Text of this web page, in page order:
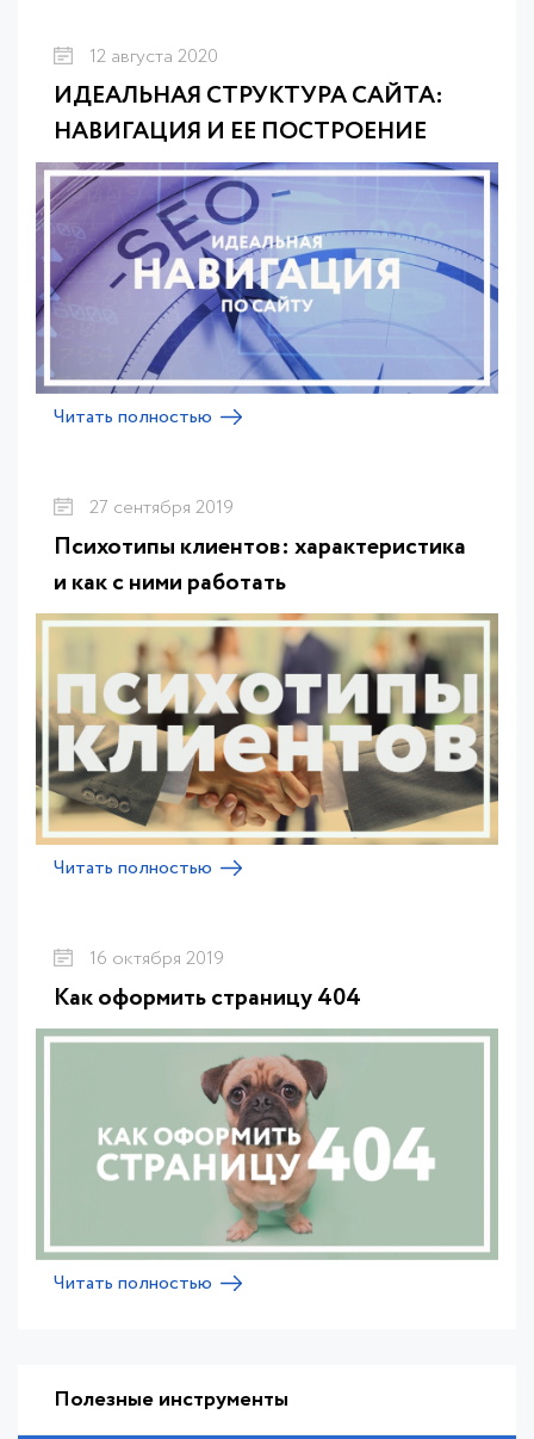
12 августа 2020
ИДЕАЛЬНАЯ СТРУКТУРА САЙТА:
НАВИГАЦИЯ И ЕЕ ПОСТРОЕНИЕ
Читать полностью
27 сентября 2019
Психотипы клиентов: характеристика
и как с ними работать
Читать полностью
16 октября 2019
Как оформить страницу 404
Читать полностью
Полезные инструменты